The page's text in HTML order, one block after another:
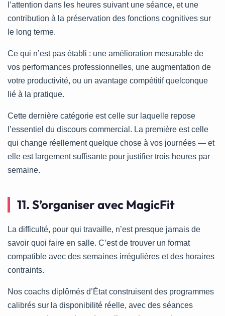
l’attention dans les heures suivant une séance, et une
contribution à la préservation des fonctions cognitives sur
le long terme.
Ce qui n’est pas établi : une amélioration mesurable de
vos performances professionnelles, une augmentation de
votre productivité, ou un avantage compétitif quelconque
lié à la pratique.
Cette dernière catégorie est celle sur laquelle repose
l’essentiel du discours commercial. La première est celle
qui change réellement quelque chose à vos journées — et
elle est largement suffisante pour justifier trois heures par
semaine.
11. S’organiser avec MagicFit
La difficulté, pour qui travaille, n’est presque jamais de
savoir quoi faire en salle. C’est de trouver un format
compatible avec des semaines irrégulières et des horaires
contraints.
Nos coachs diplômés d’État construisent des programmes
calibrés sur la disponibilité réelle, avec des séances